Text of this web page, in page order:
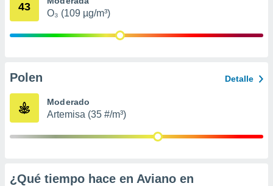
publicidad
de
1199
43
O₃ (109 µg/m³)
Polen Detalle
Moderado
Artemisa (35 #/m³)
¿Qué tiempo hace en Aviano en